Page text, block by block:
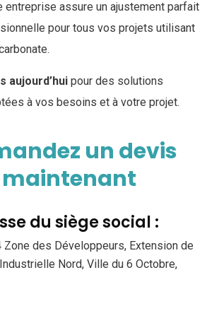
entreprise assure un ajustement parfait
pour tous vos projets utilisant
aujourd’hui pour des solutions
à vos besoins et à votre projet.
un devis
maintenant
du siège social :
Zone des Développeurs, Extension de
Nord, Ville du 6 Octobre,